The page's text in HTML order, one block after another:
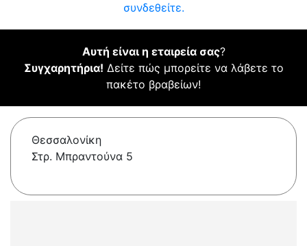
συνδεθείτε.
Αυτή είναι η εταιρεία σας?
Συγχαρητήρια! Δείτε πώς μπορείτε να λάβετε το
πακέτο βραβείων!
Θεσσαλονίκη
Στρ. Μπραντούνα 5